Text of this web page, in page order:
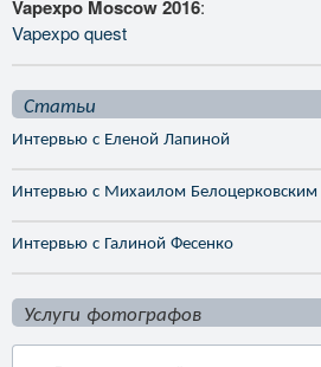
Vapexpo Moscow 2016:
Vapexpo quest
Статьи
Интервью с Еленой Лапиной
Интервью с Михаилом Белоцерковским
Интервью с Галиной Фесенко
Услуги фотографов